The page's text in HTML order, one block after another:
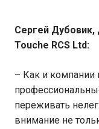
Сергей Дубовик,
Touche RCS Ltd:
– Как и компании
переживать
внимание не